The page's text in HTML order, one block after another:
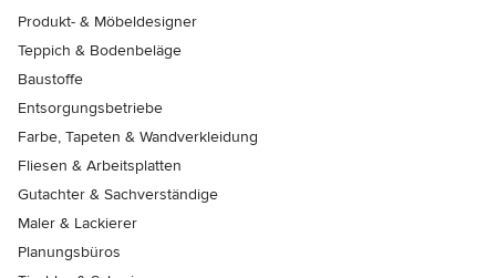
Produkt- & Möbeldesigner
Teppich & Bodenbeläge
Baustoffe
Entsorgungsbetriebe
Farbe, Tapeten & Wandverkleidung
Fliesen & Arbeitsplatten
Gutachter & Sachverständige
Maler & Lackierer
Planungsbüros